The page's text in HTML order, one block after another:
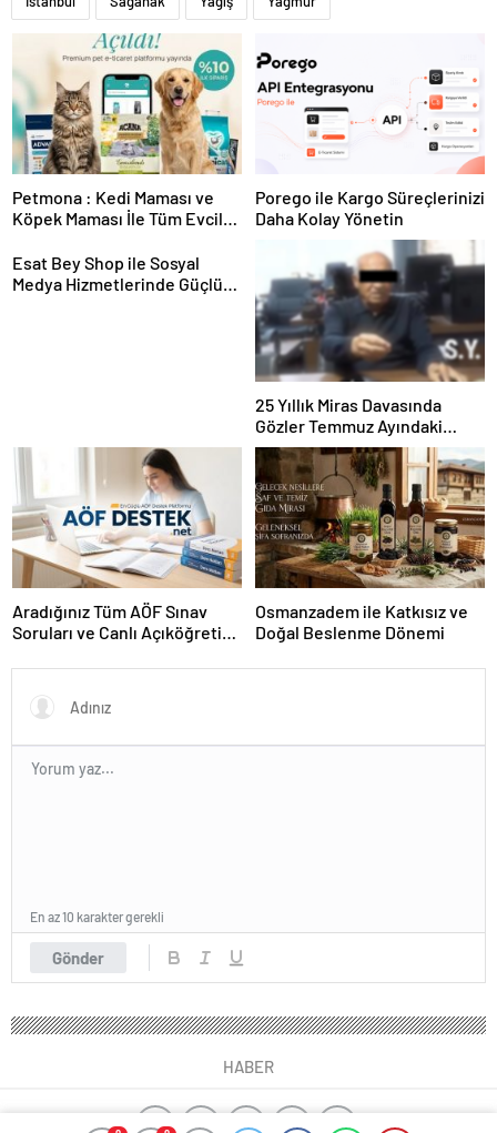
Petmona : Kedi Maması ve
Köpek Maması İle Tüm Evcil
Porego ile Kargo Süreçlerinizi
Daha Kolay Yönetin
Esat Bey Shop ile Sosyal
Medya Hizmetlerinde Güçlü
25 Yıllık Miras Davasında
Gözler Temmuz Ayındaki
Karar Duruşmasına Çevrildi
Aradığınız Tüm AÖF Sınav
Soruları ve Canlı Açıköğretim
Osmanzadem ile Katkısız ve
Doğal Beslenme Dönemi
Gönder
En az 10 karakter gerekli
HABER